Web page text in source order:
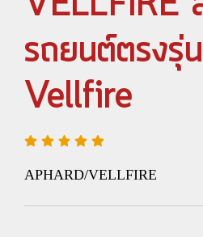
รถยนต์ตรง
Vellfire
APHARD/VELLFIRE